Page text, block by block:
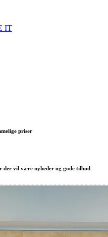
IT
priser
der vil være nyheder og gode tilbud